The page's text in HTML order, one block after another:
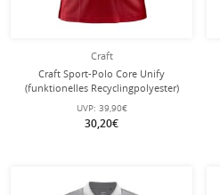
Craft
Craft Sport-Polo Core Unify
(funktionelles Recyclingpolyester)
rot Damen
UVP: 39,90€
30,20€